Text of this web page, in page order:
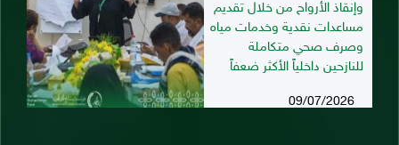
وإنقاذ الأرواح من خلال تقديم
مساعدات نقدية وخدمات مياه
وصرف صحي متكاملة
للنازحين داخلياً الأكثر ضعفاً
09/07/2026